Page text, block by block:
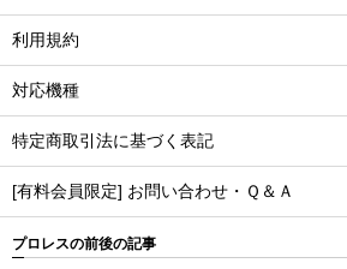
利用規約
対応機種
特定商取引法に基づく表記
[有料会員限定] お問い合わせ・Ｑ＆Ａ
プロレスの前後の記事